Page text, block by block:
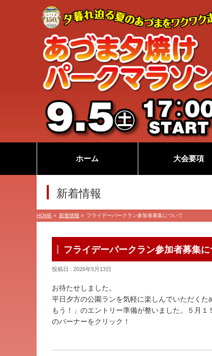
ホーム 大会要項
新着情報
HOME » 新着情報 » フライデーパークラン参加者募集について
フライデーパークラン参加者募集に
投稿日 : 2026年5月13日
お待たせしました。
平日夕方の公園ランを気軽に楽しんでいただく
もう！」のエントリー準備が整いました。５月
のバーナーをクリック！